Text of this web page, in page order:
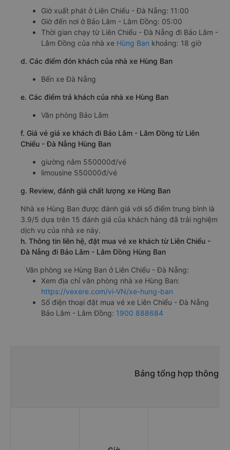
Giờ xuất phát ở Liên Chiểu - Đà Nẵng: 11:00
Giờ đến nơi ở Bảo Lâm - Lâm Đồng: 05:00
Thời gian chạy từ Liên Chiểu - Đà Nẵng đi Bảo Lâm -
Lâm Đồng của nhà xe Hùng Ban khoảng: 18 giờ
d. Các điểm đón khách của nhà xe Hùng Ban
Bến xe Đà Nẵng
e. Các điểm trả khách của nhà xe Hùng Ban
Văn phòng Bảo Lâm
f. Giá vé giá xe khách đi Bảo Lâm - Lâm Đồng từ Liên
Chiểu - Đà Nẵng Hùng Ban
giường nằm 550000đ/vé
limousine 550000đ/vé
g. Review, đánh giá chất lượng xe Hùng Ban
Nhà xe Hùng Ban được đánh giá với số điểm trung bình là
3.9/5 dựa trên 15 đánh giá của khách hàng đã trải nghiệm
dịch vụ của nhà xe này.
h. Thông tin liên hệ, đặt mua vé xe khách từ Liên Chiểu -
Đà Nẵng đi Bảo Lâm - Lâm Đồng Hùng Ban
Văn phòng xe Hùng Ban ở Liên Chiểu - Đà Nẵng:
Xem địa chỉ văn phòng nhà xe Hùng Ban:
https://vexere.com/vi-VN/xe-hung-ban
Số điện thoại đặt mua vé xe Liên Chiểu - Đà Nẵng
Bảo Lâm - Lâm Đồng: 1900 888684
Bảng tổng hợp thông